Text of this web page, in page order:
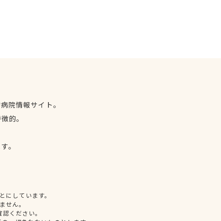
院情報サイト。
的。
。
しています。
せん。
ください。